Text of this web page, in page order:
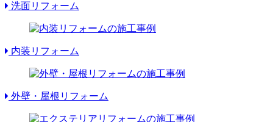
洗面リフォーム
内装リフォーム
外壁・屋根リフォーム